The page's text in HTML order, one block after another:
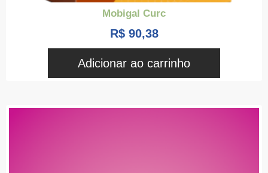
Mobigal Curc
R$90,38
Adicionar ao carrinho